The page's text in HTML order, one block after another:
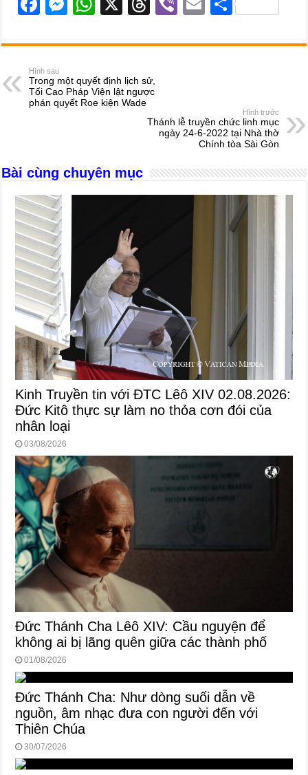
c
e
b
o
ss
n
g
at
s
A
p
e
d
s
er ail ar
Hình sau
Trong một quyết định lịch sử,
Tối Cao Pháp Viện lật ngược
phán quyết Roe kiện Wade
Hình trước
Thánh lễ truyền chức linh mục
ngày 24-6-2022 tại Nhà thờ
Chính tòa Sài Gòn
Bài cùng chuyên mục
Kinh Truyền tin với ĐTC Lêô XIV 02.08.2026:
Đức Kitô thực sự làm no thỏa cơn đói của
nhân loại
03/08/2026
Đức Thánh Cha Lêô XIV: Cầu nguyện để
không ai bị lãng quên giữa các thành phố
01/08/2026
Đức Thánh Cha: Như dòng suối dẫn về
nguồn, âm nhạc đưa con người đến với
Thiên Chúa
30/07/2026